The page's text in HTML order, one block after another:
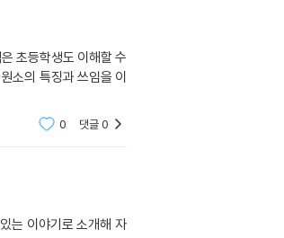
초등학생도 이해할 수
소의 특징과 쓰임을 이
0 댓글0
는 이야기로 소개해 자